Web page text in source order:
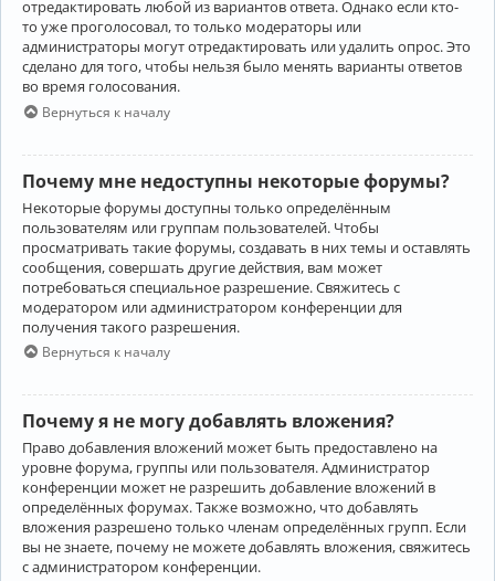
отредактировать любой из вариантов ответа. Однако если кто-
то уже проголосовал, то только модераторы или
администраторы могут отредактировать или удалить опрос. Это
сделано для того, чтобы нельзя было менять варианты ответов
во время голосования.
Вернуться к началу
Почему мне недоступны некоторые форумы?
Некоторые форумы доступны только определённым
пользователям или группам пользователей. Чтобы
просматривать такие форумы, создавать в них темы и оставлять
сообщения, совершать другие действия, вам может
потребоваться специальное разрешение. Свяжитесь с
модератором или администратором конференции для
получения такого разрешения.
Вернуться к началу
Почему я не могу добавлять вложения?
Право добавления вложений может быть предоставлено на
уровне форума, группы или пользователя. Администратор
конференции может не разрешить добавление вложений в
определённых форумах. Также возможно, что добавлять
вложения разрешено только членам определённых групп. Если
вы не знаете, почему не можете добавлять вложения, свяжитесь
с администратором конференции.